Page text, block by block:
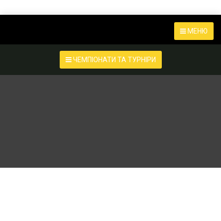
МЕНЮ
ЧЕМПІОНАТИ ТА ТУРНІРИ